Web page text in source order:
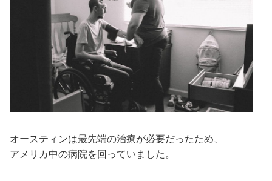
オースティンは最先端の治療が必要だったため、
アメリカ中の病院を回っていました。